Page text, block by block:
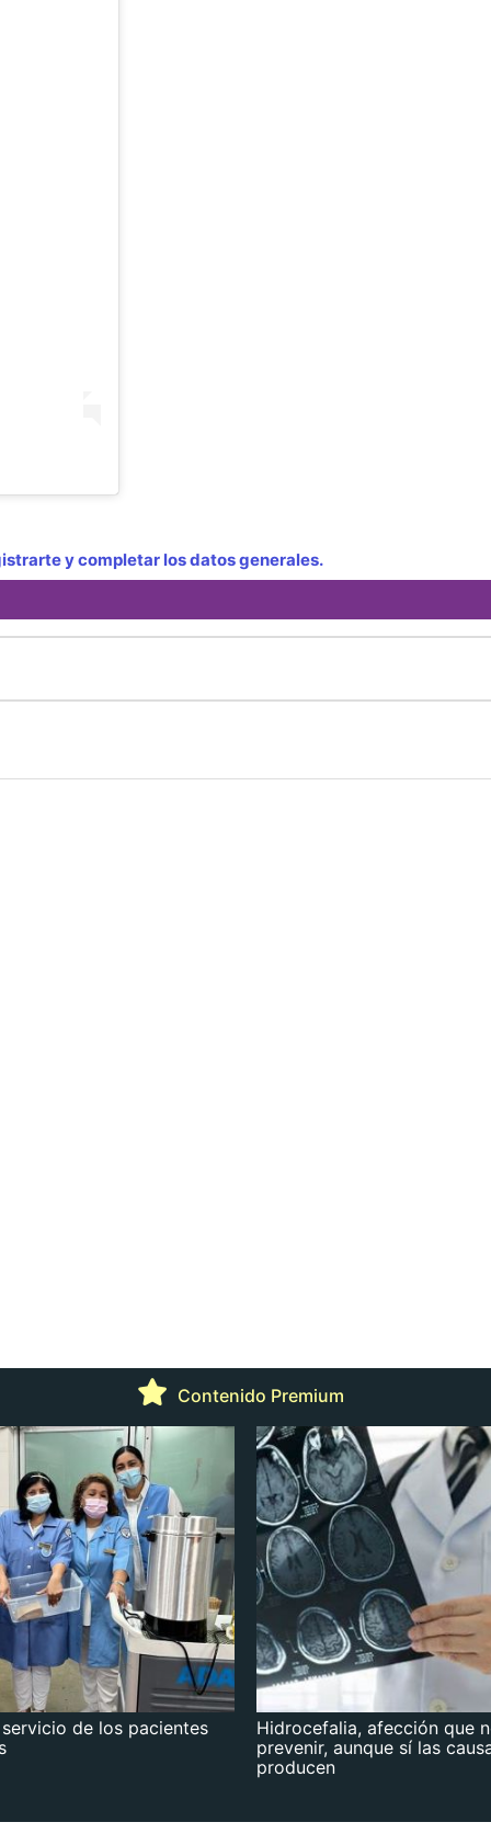
y completar los datos generales.
Contenido Premium
de los pacientes
Hidrocefalia, afección que
prevenir, aunque sí las
producen